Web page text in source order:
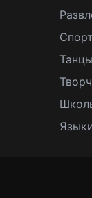
Спорт
Танцы